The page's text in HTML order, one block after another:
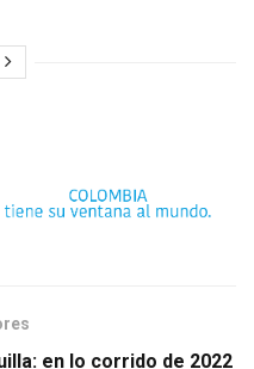
en lo corrido de 2022